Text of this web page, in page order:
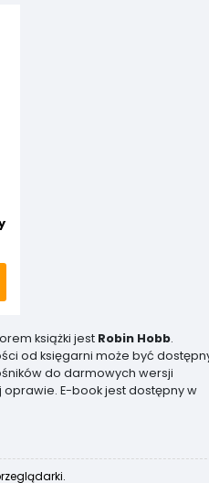
książki jest Robin Hobb.
od księgarni może być
do darmowych wersji
oprawie. E-book jest dostępny w